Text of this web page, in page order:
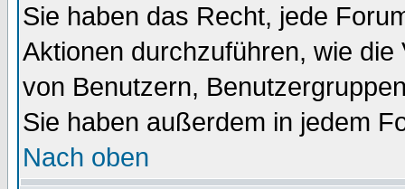
Sie haben das Recht, jede
Aktionen durchzuführen, wie
von Benutzern,
Sie haben außerdem in jedem
Nach oben